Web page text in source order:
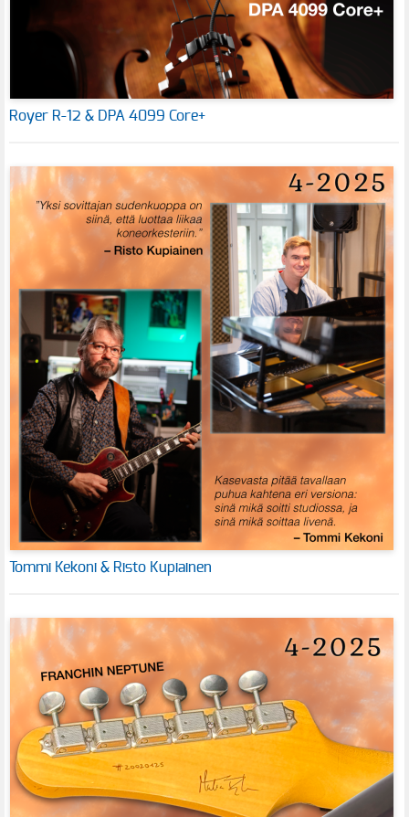
Royer R-12 & DPA 4099 Core+
Tommi Kekoni & Risto Kupiainen